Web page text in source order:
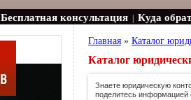
Бесплатная консультация Куда
Главная » Каталог
Каталог
Знаете юридическую
поделитесь информацией